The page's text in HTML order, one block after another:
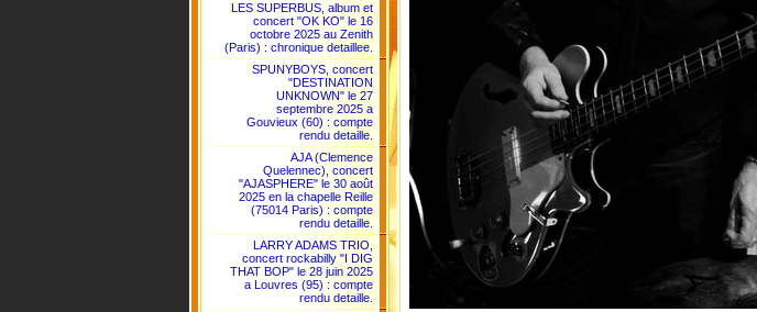
LES SUPERBUS, album et
concert "OK KO" le 16
octobre 2025 au Zenith
(Paris) : chronique detaillee.
SPUNYBOYS, concert
"DESTINATION
UNKNOWN" le 27
septembre 2025 a
Gouvieux (60) : compte
rendu detaille.
AJA (Clemence
Quelennec), concert
"AJASPHERE" le 30 août
2025 en la chapelle Reille
(75014 Paris) : compte
rendu detaille.
LARRY ADAMS TRIO,
concert rockabilly "I DIG
THAT BOP" le 28 juin 2025
a Louvres (95) : compte
rendu detaille.